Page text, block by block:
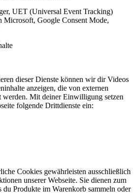
UET (Universal Event Tracking)
Microsoft, Google Consent Mode,
dieser Dienste können wir dir Videos
anzeigen, die von externen
werden. Mit deiner Einwilligung setzen
folgende Drittdienste ein:
Cookies gewährleisten ausschließlich
unserer Webseite. Sie dienen zum
du Produkte im Warenkorb sammeln oder